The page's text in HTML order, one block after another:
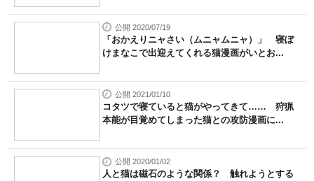
公開 2020/07/19
「おかえりニャさい（ムニャムニャ）」 寝ぼ
けまなこで出迎えてくれる猫漫画がいとお...
公開 2021/01/10
コタツで寝ていると猫がやってきて…… 狩猟
本能が目覚めてしまった猫との攻防漫画に...
公開 2020/01/02
人と猫は磁石のような関係？ 触れようとする